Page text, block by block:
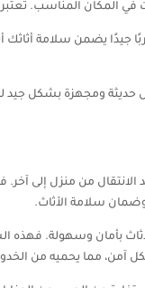
المكان المناسب. تعتبر
جيدًا يضمن سلامة
ومجهزة بشكل جيد
من منزل إلى
سلامة الأثاث.
بأمان وسهولة. فهذه
مما يحميه من